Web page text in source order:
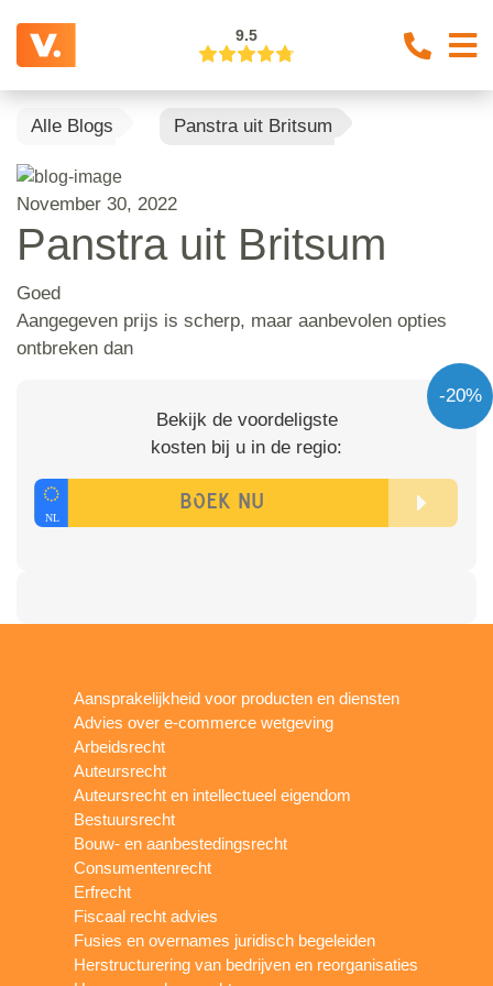
9.5
Alle Blogs Panstra uit Britsum
November 30, 2022
Panstra uit Britsum
Goed
Aangegeven prijs is scherp, maar aanbevolen opties
ontbreken dan
-20%
Bekijk de voordeligste
kosten bij u in de regio:
Aansprakelijkheid voor producten en diensten
Advies over e-commerce wetgeving
Arbeidsrecht
Auteursrecht
Auteursrecht en intellectueel eigendom
Bestuursrecht
Bouw- en aanbestedingsrecht
Consumentenrecht
Erfrecht
Fiscaal recht advies
Fusies en overnames juridisch begeleiden
Herstructurering van bedrijven en reorganisaties